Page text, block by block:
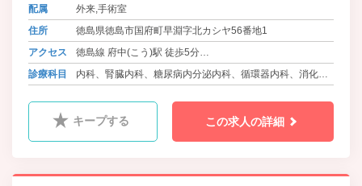
配属
外来,手術室
住所
徳島県徳島市国府町早淵字北カシヤ56番地1
アクセス
徳島線 府中(こう)駅 徒歩5分
バス 徳島バス 鴨島線・神山線 早淵 徒歩3分
診療科目
内科、腎臓内科、糖尿病内分泌内科、循環器内科、消化器
外科、整形外科、泌尿器科、耳鼻咽喉科、脳神経外科、心
キープする この求人の詳細